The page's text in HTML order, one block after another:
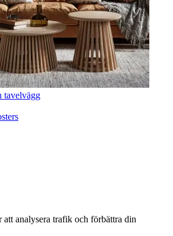
tavelvägg
analysera trafik och förbättra din